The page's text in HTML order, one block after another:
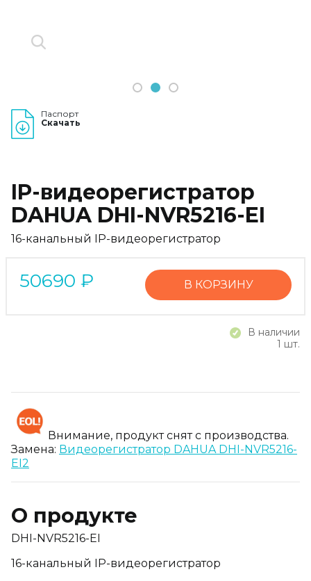
1 2 3
Паспорт
Скачать
IP-видеорегистратор
DAHUA DHI-NVR5216-EI
16-канальный IP-видеорегистратор
50690 ₽ В КОРЗИНУ
В наличии
1 шт.
Внимание, продукт снят с производства.
Замена: Видеорегистратор DAHUA DHI-NVR5216-
EI2
О продукте
DHI-NVR5216-EI
16-канальный IP-видеорегистратор